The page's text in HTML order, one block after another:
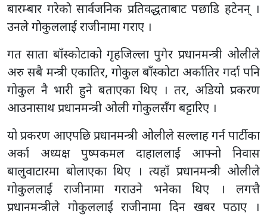
बारम्बार गरेकाे सार्वजनिक प्रतिवद्धताबाट पछाडि हटेनन् ।
उनले गाेकुललाई राजीनामा गराए ।
गत साता बाँस्कोटाको गृहजिल्ला पुगेर प्रधानमन्त्री ओलीले
अरु सबै मन्त्री एकातिर, गोकुल बाँस्कोटा अर्कातिर गर्दा पनि
गोकुल नै भारी हुने बताएका थिए । तर, अडियो प्रकरण
आउनासाथ प्रधानमन्त्री ओली गोकुलसँग बट्टारिए ।
यो प्रकरण आएपछि प्रधानमन्त्री ओलीले सल्लाह गर्न पार्टीका
अर्का अध्यक्ष पुष्पकमल दाहाललाई आफ्नो निवास
बालुवाटारमा बोलाएका थिए । त्यहाँ प्रधानमन्त्री ओलीले
गोकुललाई राजीनामा गराउने भनेका थिए । लगत्तै
प्रधानमन्त्रीले गाेकुललाई राजीनामा दिन खबर पठाए ।